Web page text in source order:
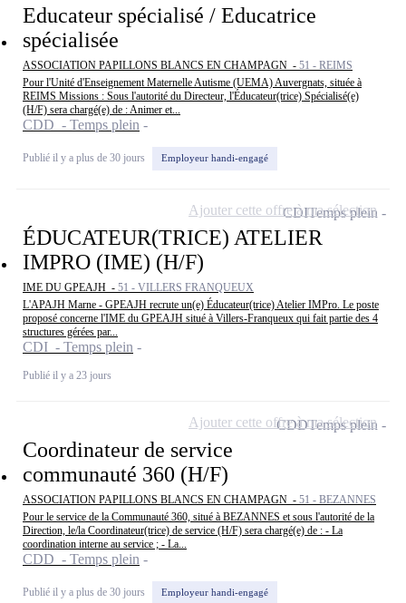
Educateur spécialisé / Educatrice
spécialisée
ASSOCIATION PAPILLONS BLANCS EN CHAMPAGN - 51 - REIMS
Pour l'Unité d'Enseignement Maternelle Autisme (UEMA) Auvergnats, située à
REIMS Missions : Sous l'autorité du Directeur, l'Éducateur(trice) Spécialisé(e)
(H/F) sera chargé(e) de : Animer et...
CDD - Temps plein
Publié il y a plus de 30 jours Employeur handi-engagé
ÉDUCATEUR(TRICE) ATELIER
IMPRO (IME) (H/F)
IME DU GPEAJH - 51 - VILLERS FRANQUEUX
L'APAJH Marne - GPEAJH recrute un(e) Éducateur(trice) Atelier IMPro. Le poste
proposé concerne l'IME du GPEAJH situé à Villers-Franqueux qui fait partie des 4
structures gérées par...
CDI - Temps plein
Publié il y a 23 jours
CDITemps plein
Ajouter cette offre à ma sélection
Coordinateur de service
communauté 360 (H/F)
ASSOCIATION PAPILLONS BLANCS EN CHAMPAGN - 51 - BEZANNES
Pour le service de la Communauté 360, situé à BEZANNES et sous l'autorité de la
Direction, le/la Coordinateur(trice) de service (H/F) sera chargé(e) de : - La
coordination interne au service ; - La...
CDD - Temps plein
Publié il y a plus de 30 jours Employeur handi-engagé
CDDTemps plein
Ajouter cette offre à ma sélection